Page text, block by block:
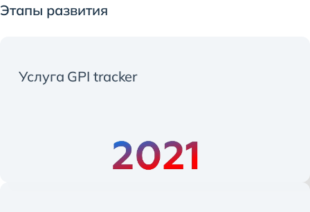
Этапы развития
Услуга GPI tracker